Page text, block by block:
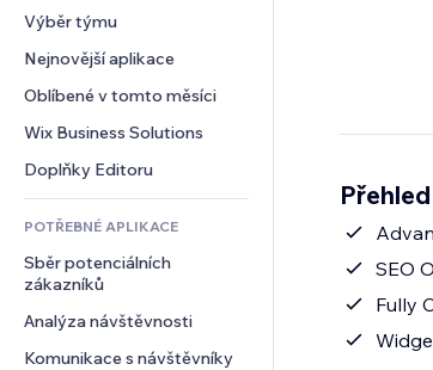
E‑mail
Kupóny a věrnostní programy
Skladování
Jídlo a nápoje
Video
PDF
Sdílení souborů
Novinky
Šablony stránek
Efekty pro obrázky
Tlačítka a nabídky
Bannery a odznaky
Kalkulačky
Vyhledávání
Počasí
Tabulky a grafy
Ankety
Chat
Komentáře
Telefon
Komunita
Reference a recenze
CRM
Výběr týmu
Nejnovější aplikace
Oblíbené v tomto měsíci
Wix Business Solutions
Doplňky Editoru
POTŘEBNÉ APLIKACE
Sběr potenciálních
zákazníků
Analýza návštěvnosti
Komunikace s návštěvníky
SEO
Fully